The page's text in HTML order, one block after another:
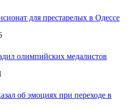
для престарелых в Одессе
олимпийских медалистов
об эмоциях при переходе в